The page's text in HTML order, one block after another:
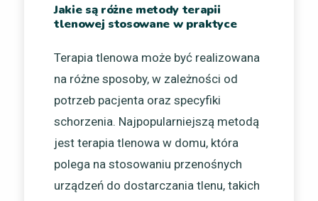
Jakie są różne metody terapii
tlenowej stosowane w praktyce
Terapia tlenowa może być realizowana
na różne sposoby, w zależności od
potrzeb pacjenta oraz specyfiki
schorzenia. Najpopularniejszą metodą
jest terapia tlenowa w domu, która
polega na stosowaniu przenośnych
urządzeń do dostarczania tlenu, takich